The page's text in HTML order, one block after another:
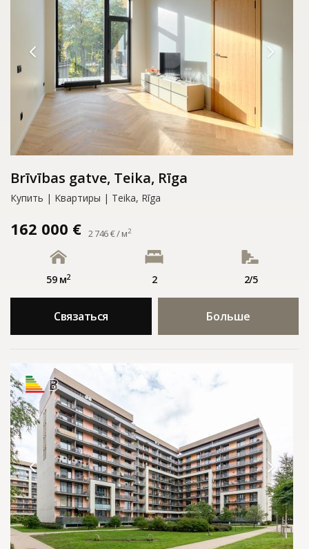
Brīvības gatve, Teika, Rīga
Купить | Kвартиры | Teika, Rīga
162 000 € 2 746 € / м2
59 м2 2 2/5
Связаться Больше
B